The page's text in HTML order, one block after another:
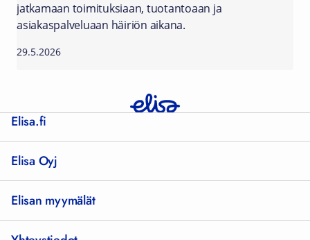
jatkamaan toimituksiaan, tuotantoaan ja
asiakaspalveluaan häiriön aikana.
29.5.2026
Elisa.fi
Elisa Oyj
Elisan myymälät